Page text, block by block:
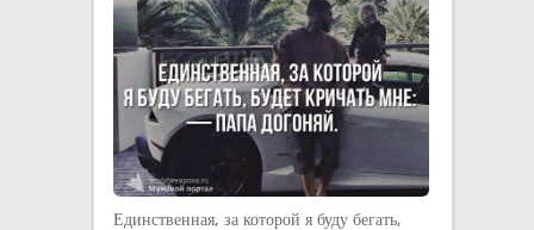
Единственная, за которой я буду бегать,